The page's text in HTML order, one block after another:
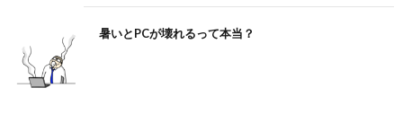
暑いとPCが壊れるって本当？